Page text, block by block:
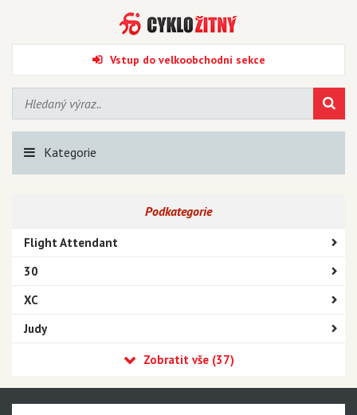
Vstup do velkoobchodní sekce
Kategorie
Podkategorie
Flight Attendant
30
XC
Judy
Reba